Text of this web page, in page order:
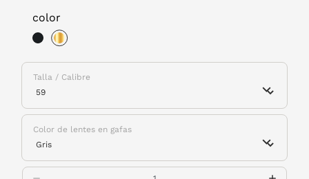
color
Talla / Calibre
Color de lentes en gafas